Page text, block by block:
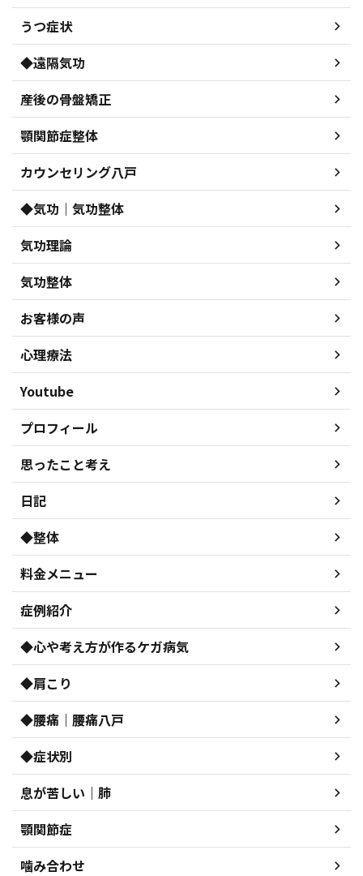
うつ症状
◆遠隔気功
産後の骨盤矯正
顎関節症整体
カウンセリング八戸
◆気功｜気功整体
気功理論
気功整体
お客様の声
心理療法
Youtube
プロフィール
思ったこと考え
日記
◆整体
料金メニュー
症例紹介
◆心や考え方が作るケガ病気
◆肩こり
◆腰痛｜腰痛八戸
◆症状別
息が苦しい｜肺
顎関節症
噛み合わせ